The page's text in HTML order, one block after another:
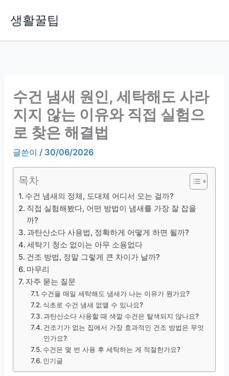
생활꿀팁
수건 냄새 원인, 세탁해도 사라
지지 않는 이유와 직접 실험으
로 찾은 해결법
글쓴이 / 30/06/2026
목차
수건 냄새의 정체, 도대체 어디서 오는 걸까?
직접 실험해봤다, 어떤 방법이 냄새를 가장 잘 잡을
까?
과탄산소다 사용법, 정확하게 어떻게 하면 될까?
세탁기 청소 없이는 아무 소용없다
건조 방법, 정말 그렇게 큰 차이가 날까?
마무리
자주 묻는 질문
수건을 매일 세탁해도 냄새가 나는 이유가 뭔가요?
식초로 수건 냄새 없앨 수 있나요?
과탄산소다 사용할 때 색깔 수건은 탈색되지 않나요?
건조기가 없는 집에서 가장 효과적인 건조 방법은 무엇
인가요?
수건은 몇 번 사용 후 세탁하는 게 적절한가요?
인기글